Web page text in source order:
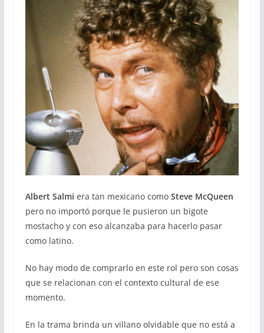
Albert Salmi era tan mexicano como Steve McQueen
pero no importó porque le pusieron un bigote
mostacho y con eso alcanzaba para hacerlo pasar
como latino.
No hay modo de comprarlo en este rol pero son cosas
que se relacionan con el contexto cultural de ese
momento.
En la trama brinda un villano olvidable que no está a